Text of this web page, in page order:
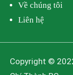
Về chúng tôi
Liên hệ
Copyright ©